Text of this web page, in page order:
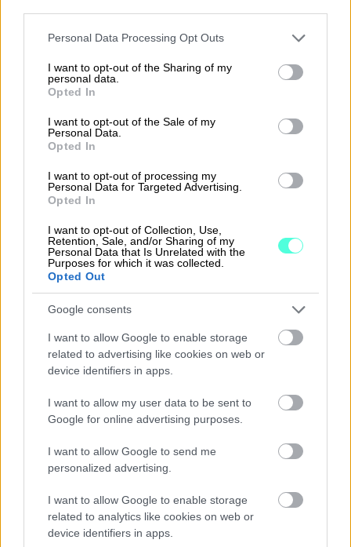
Please note that this website/app uses one or more Google
not limited to your visit or usage behaviour. You may click to
grant or deny consent to Google and its third-party tags to
use your data for below specified purposes in below Google
consent section.
Personal Data Processing Opt Outs
I want to opt-out of the Sharing of my
personal data.
Opted In
I want to opt-out of the Sale of my
Personal Data.
Opted In
I want to opt-out of processing my
Personal Data for Targeted Advertising.
Opted In
I want to opt-out of Collection, Use,
Retention, Sale, and/or Sharing of my
Personal Data that Is Unrelated with the
Purposes for which it was collected.
Opted Out
Google consents
I want to allow Google to enable storage
related to advertising like cookies on web or
device identifiers in apps.
I want to allow my user data to be sent to
Google for online advertising purposes.
I want to allow Google to send me
personalized advertising.
I want to allow Google to enable storage
related to analytics like cookies on web or
device identifiers in apps.
Procountor Tallennus
Procountor Toiminnanohjaus
Tutustu ohjelmistoihin
Tutustu Procountoriin
Tutustu Procountor Soloon
Kokeile Sopimuskonetta
Kirjaudu ohjelmistoihin
Procountor
Sopimuskone
Finago Sign